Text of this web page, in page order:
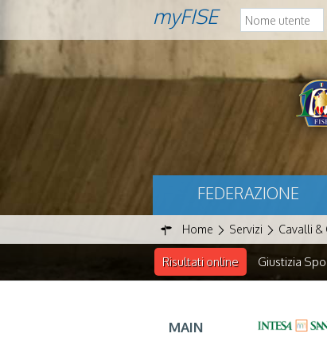
myFISE
FEDERAZIONE
Home Servizi Cavalli &
Risultati online Giustizia
MAIN